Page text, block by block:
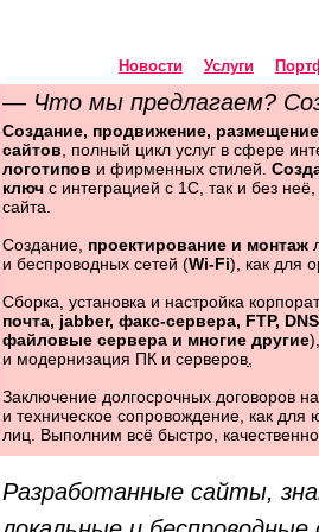
Новости Услуги
— Что мы предлагаем?
Создание, продвижение,
сайтов , полный цикл услуг в сфере
логотипов и фирменных стилей.
ключс интеграцией с 1С, так и без
сайта.
Создание, проектирование и монтаж
и беспроводных сетей (Wi-Fi), как для
Сборка, установка и настройка
почта, jabber, факс-сервера, FTP,
файловые сервера и многие другие
и модернизация ПК и серверов.
Заключение долгосрочных договоров
и техническое сопровождение, как для
лиц. Выполним всё быстро,
Разработанные сайты,